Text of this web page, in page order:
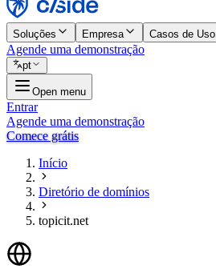
Soluções Empresa Casos de Uso
Agende uma demonstração
pt
Open menu
Entrar
Agende uma demonstração
Comece grátis
Início
Diretório de domínios
topicit.net